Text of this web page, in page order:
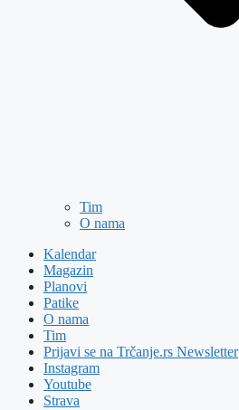
Tim
O nama
Kalendar
Magazin
Planovi
Patike
O nama
Tim
Prijavi se na Trčanje.rs Newsletter
Instagram
Youtube
Strava